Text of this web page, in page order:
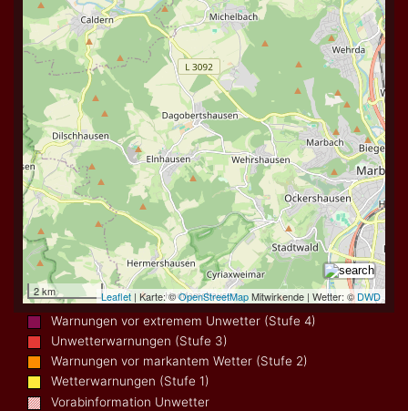
Warnungen vor extremem Unwetter (Stufe 4)
Unwetterwarnungen (Stufe 3)
Warnungen vor markantem Wetter (Stufe 2)
Wetterwarnungen (Stufe 1)
Vorabinformation Unwetter